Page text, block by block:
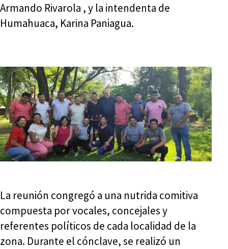
Armando Rivarola , y la intendenta de
Humahuaca, Karina Paniagua.
La reunión congregó a una nutrida comitiva
compuesta por vocales, concejales y
referentes políticos de cada localidad de la
zona. Durante el cónclave, se realizó un